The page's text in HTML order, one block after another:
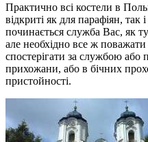
Практично всі костели в
відкриті як для парафіян, так
починається служба Вас, як
але необхідно все ж
спостерігати за службою або
прихожани, або в бічних
пристойності.